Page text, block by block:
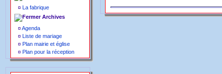
¤ La fabrique
Archives
¤Agenda
¤ Liste de mariage
¤ Plan mairie et église
¤ Plan pour la réception